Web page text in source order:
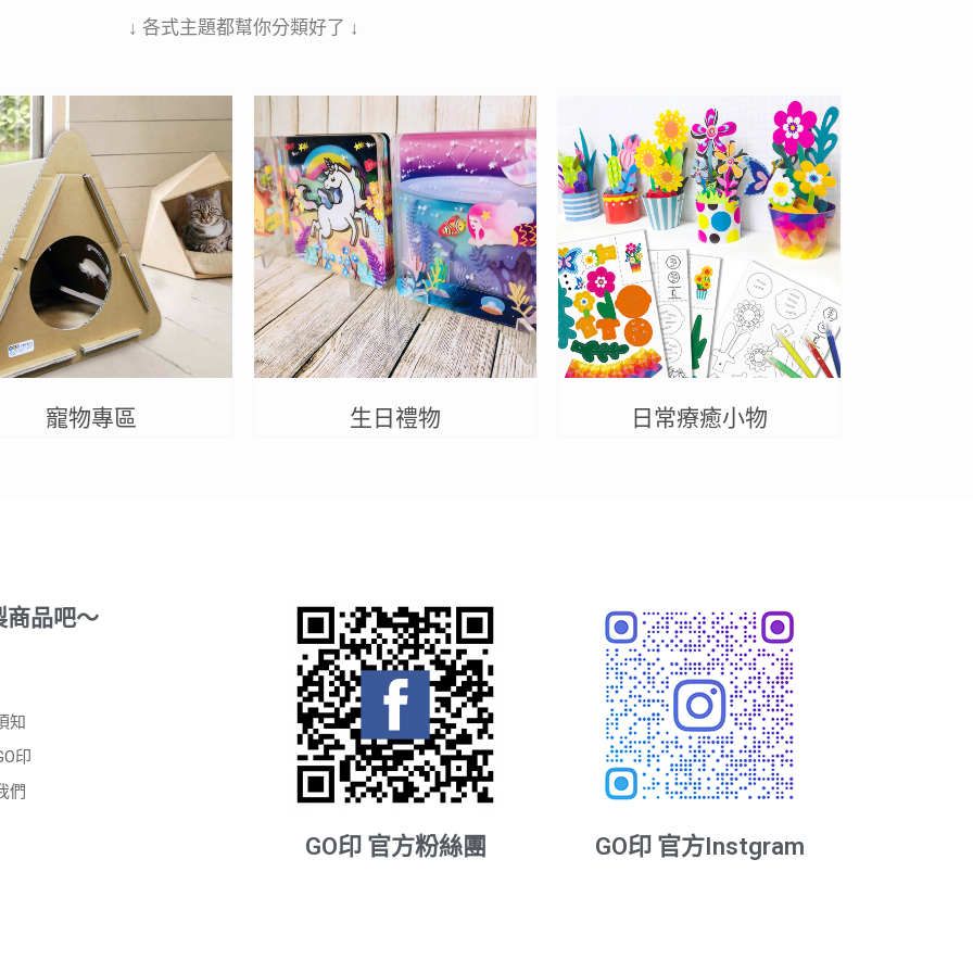
↓ 各式主題都幫你分類好了 ↓
寵物專區 生日禮物 日常療癒小物
商品吧～
知
印
們
GO印 官方粉絲團 GO印 官方Instgram